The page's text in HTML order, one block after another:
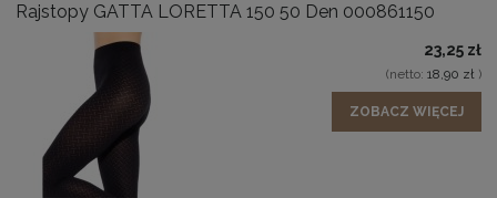
Rajstopy GATTA LORETTA 150 50 Den 000861150
23,25 zł
(netto: 18,90 zł )
ZOBACZ WIĘCEJ